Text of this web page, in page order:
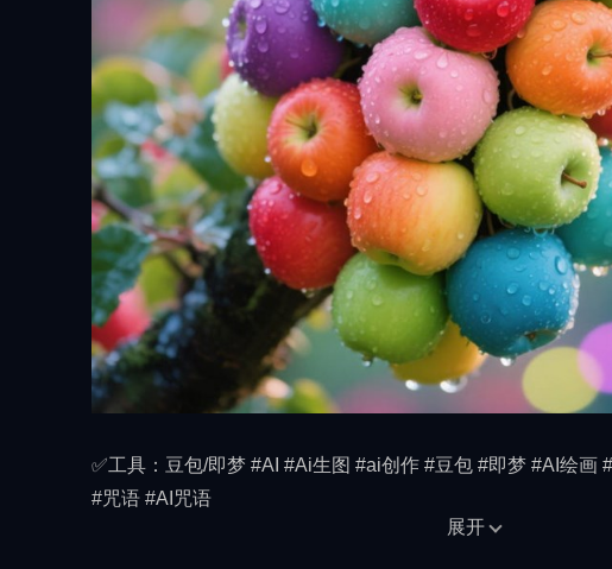
✅工具：豆包/即梦 #AI #Ai生图 #ai创作 #豆包 #即梦 #AI绘画
#咒语 #AI咒语
展开